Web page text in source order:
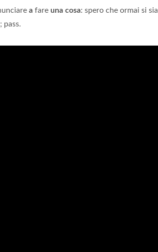
a fare una cosa: spero che ormai si sia
pass.